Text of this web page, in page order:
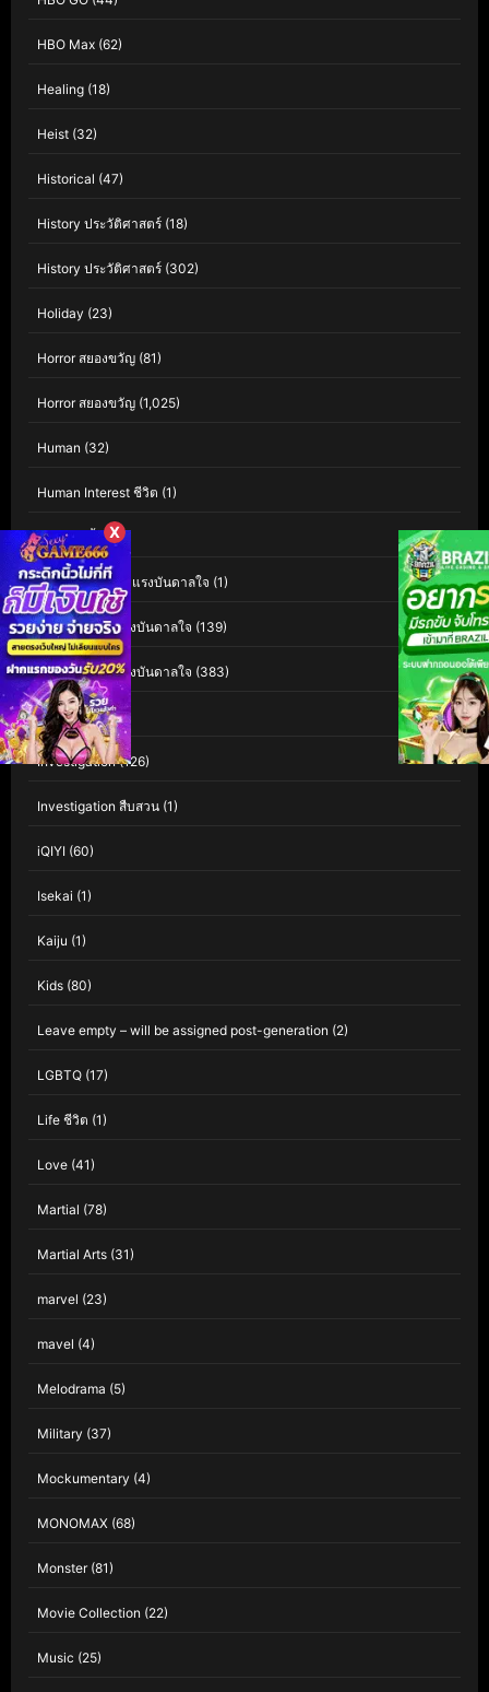
HBO Max (62)
Healing (18)
Heist (32)
Historical (47)
History ประวัติศาสตร์ (18)
History ประวัติศาสตร์ (302)
Holiday (23)
Horror สยองขวัญ (81)
Horror สยองขวัญ (1,025)
Human (32)
Human Interest ชีวิต (1)
Indie อินดี้ (1)
Inspiration สร้างแรงบันดาลใจ (1)
Inspirational แรงบันดาลใจ (139)
Inspirational แรงบันดาลใจ (383)
Interest(3)
Investigation(126)
Investigation สืบสวน (1)
iQIYI (60)
Isekai (1)
Kaiju (1)
Kids (80)
Leave empty – will be assigned post-generation (2)
LGBTQ (17)
Life ชีวิต (1)
Love (41)
Martial (78)
Martial Arts (31)
marvel (23)
mavel (4)
Melodrama (5)
Military (37)
Mockumentary (4)
MONOMAX (68)
Monster(81)
Movie Collection (22)
Music (25)
X